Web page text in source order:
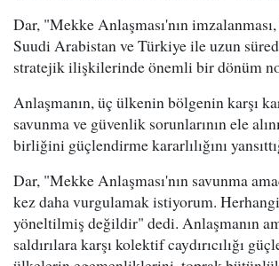
Dar, "Mekke Anlaşması'nın
Suudi Arabistan ve Türkiye ile uzun
stratejik ilişkilerinde önemli bir dönüm
Anlaşmanın, üç ülkenin bölgenin karşı
savunma ve güvenlik sorunlarının ele
birliğini güçlendirme kararlılığını
Dar, "Mekke Anlaşması'nın savunma
kez daha vurgulamak istiyorum.
yöneltilmiş değildir" dedi. Anlaşmanın
saldırılara karşı kolektif caydırıcılığı